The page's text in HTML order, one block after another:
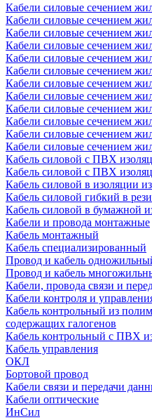
Кабели силовые сечением
Кабели силовые сечением
Кабели силовые сечением
Кабели силовые сечением
Кабели силовые сечением
Кабели силовые сечением
Кабели силовые сечением
Кабели силовые сечением
Кабели силовые сечением
Кабели силовые сечением
Кабели силовые сечением
Кабели силовые сечением
Кабель силовой с ПВХ
Кабель силовой с ПВХ
Кабель силовой в изоляции
Кабель силовой гибкий в
Кабель силовой в бумажной
Кабели и провода монтажные
Кабель монтажный
Кабель специализированный
Провод и кабель
Провод и кабель
Кабели, провода связи и
Кабели контроля и
Кабель контрольный из
содержащих галогенов
Кабель контрольный с ПВХ
Кабель управления
ОКЛ
Бортовой провод
Кабели связи и передачи
Кабели оптические
ИнСил